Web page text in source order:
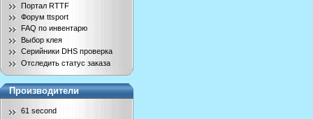
Портал RTTF
Форум ttsport
FAQ по инвентарю
Выбор клея
Серийники DHS проверка
Отследить статус заказа
Производители
61 second